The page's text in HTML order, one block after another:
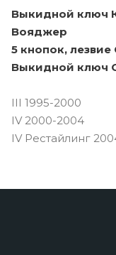
Выкидной ключ
Вояджер
5 кнопок,
Выкидной ключ
III 1995-2000
IV 2000-2004
IV Рестайлинг